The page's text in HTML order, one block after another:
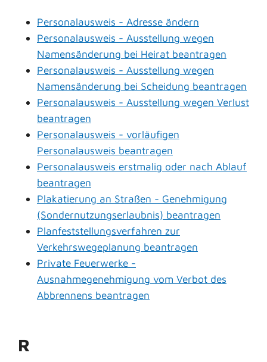
Personalausweis - Adresse ändern
Personalausweis - Ausstellung wegen
Namensänderung bei Heirat beantragen
Personalausweis - Ausstellung wegen
Namensänderung bei Scheidung beantragen
Personalausweis - Ausstellung wegen Verlust
beantragen
Personalausweis - vorläufigen
Personalausweis beantragen
Personalausweis erstmalig oder nach Ablauf
beantragen
Plakatierung an Straßen - Genehmigung
(Sondernutzungserlaubnis) beantragen
Planfeststellungsverfahren zur
Verkehrswegeplanung beantragen
Private Feuerwerke -
Ausnahmegenehmigung vom Verbot des
Abbrennens beantragen
R